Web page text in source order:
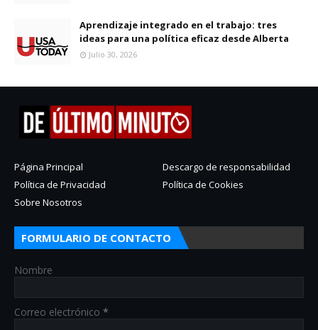
Aprendizaje integrado en el trabajo: tres
ideas para una política eficaz desde Alberta
Julio 30, 2026
Página Principal
Descargo de responsabilidad
Política de Privacidad
Política de Cookies
Sobre Nosotros
FORMULARIO DE CONTACTO
Nombre
Correo electrónico *